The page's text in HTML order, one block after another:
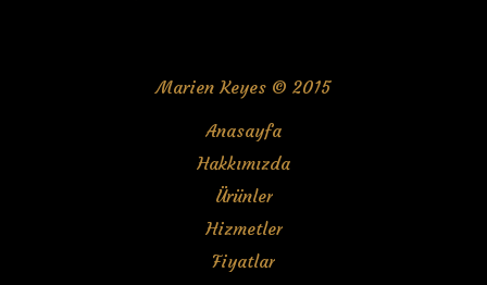
Marien Keyes © 2015
Anasayfa
Hakkımızda
Ürünler
Hizmetler
Fiyatlar